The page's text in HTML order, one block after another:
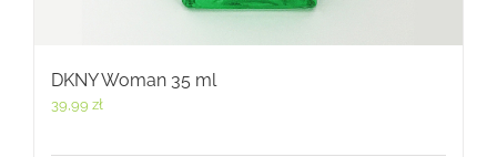
DKNY Woman 35 ml
39,99 zł